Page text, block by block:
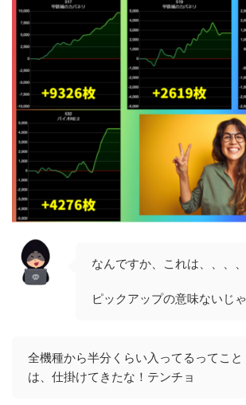
なんですか、これは、、、、
ピックアップの意味ないじ
全機種から半分くらい入ってるってこと
は、仕掛けてきたな！テンチョ